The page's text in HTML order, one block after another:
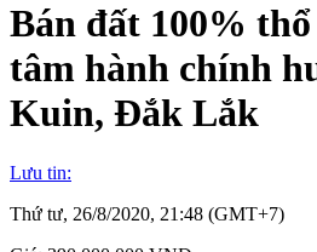
Bán đất 100%
tâm hành chính
Kuin, Đắk Lắk
Lưu tin:
Thứ tư, 26/8/2020, 21:48 (GMT+7)